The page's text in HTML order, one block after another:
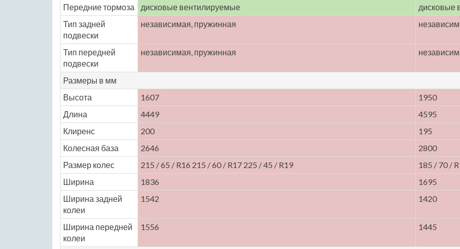
Передние тормоза
дисковые вентилируемые
дисковые
Тип задней
подвески
независимая, пружинная
Тип передней
подвески
независимая, пружинная
Размеры в мм
Высота
1607
1950
Длина
4449
4595
Клиренс
200
195
Колесная база
2646
2800
Размер колес
215 / 65 / R16 215 / 60 / R17 225 / 45 / R19
185 / 70 /
Ширина
1836
1695
Ширина задней
колеи
1542 1420
Ширина передней
колеи
1556 1445